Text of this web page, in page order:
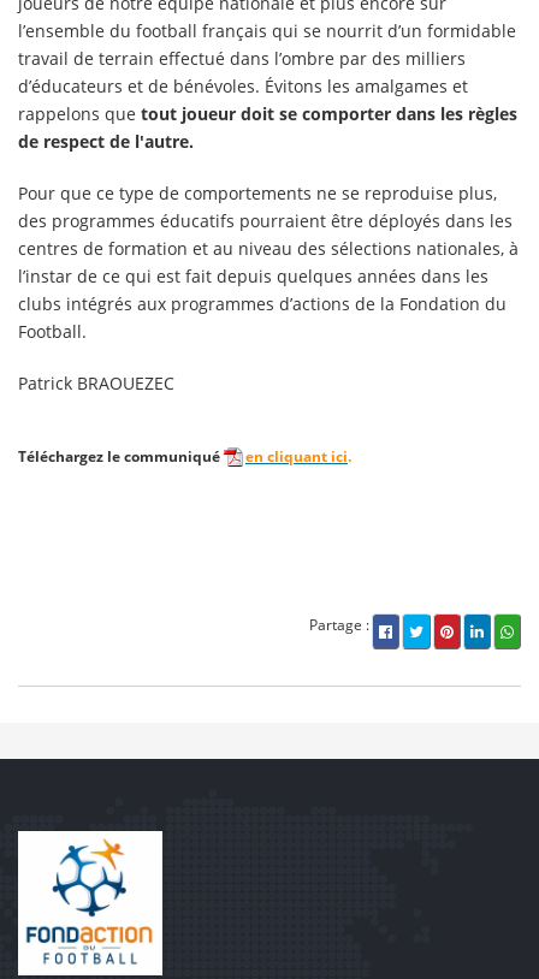
l’ensemble du football français qui se nourrit d’un formidable
travail de terrain effectué dans l’ombre par des milliers
d’éducateurs et de bénévoles. Évitons les amalgames et
rappelons que tout joueur doit se comporter dans les règles
de respect de l'autre.
Pour que ce type de comportements ne se reproduise plus,
des programmes éducatifs pourraient être déployés dans les
centres de formation et au niveau des sélections nationales, à
l’instar de ce qui est fait depuis quelques années dans les
clubs intégrés aux programmes d’actions de la Fondation du
Football.
Patrick BRAOUEZEC
Téléchargez le communiqué en cliquant ici.
Partage :